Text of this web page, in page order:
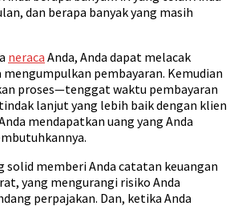
dan berapa banyak yang masih
neraca Anda, Anda dapat melacak
pembayaran. Kemudian
proses—tenggat waktu pembayaran
lanjut yang lebih baik dengan klien
mendapatkan uang yang Anda
solid memberi Anda catatan keuangan
yang mengurangi risiko Anda
perpajakan. Dan, ketika Anda